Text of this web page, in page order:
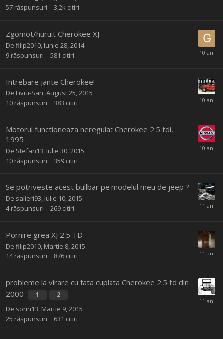
57 răspunsuri 3,2k citiri
Zgomot/huruit Cherokee XJ
De filip2010 Iunie 28, 2014
9 răspunsuri 581 citiri
Intrebare jante Cherokee!
De Liviu-San August 25, 2015
10 răspunsuri 383 citiri
Motorul functioneaza neregulat Cherokee 2.5 tdi,
1995
De Stefan13 Iulie 30, 2015
10 răspunsuri 359 citiri
Se potriveste acest bullbar pe modelul meu de jeep ?
De salieri93 Iulie 10, 2015
4 răspunsuri 269 citiri
Pornire grea XJ 2.5 TD
De filip2010 Martie 8, 2015
14 răspunsuri 876 citiri
probleme la virare cu fata cuplata Cherokee 2.5 td din
2000
1 2
De sorin13 Martie 9, 2015
25 răspunsuri 631 citiri